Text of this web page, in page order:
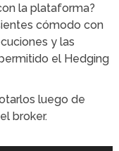
la plataforma?
cómodo con
y las
el Hedging
luego de
broker.